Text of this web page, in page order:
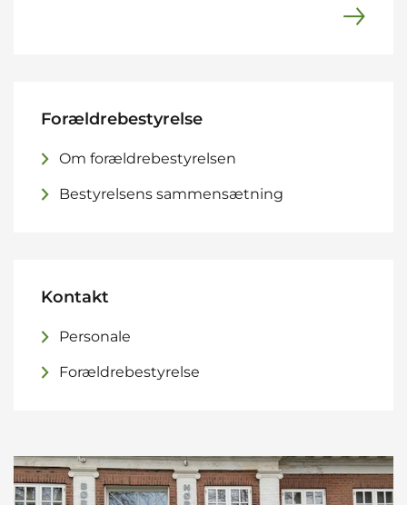
Forældrebestyrelse
Om forældrebestyrelsen
Bestyrelsens sammensætning
Kontakt
Personale
Forældrebestyrelse